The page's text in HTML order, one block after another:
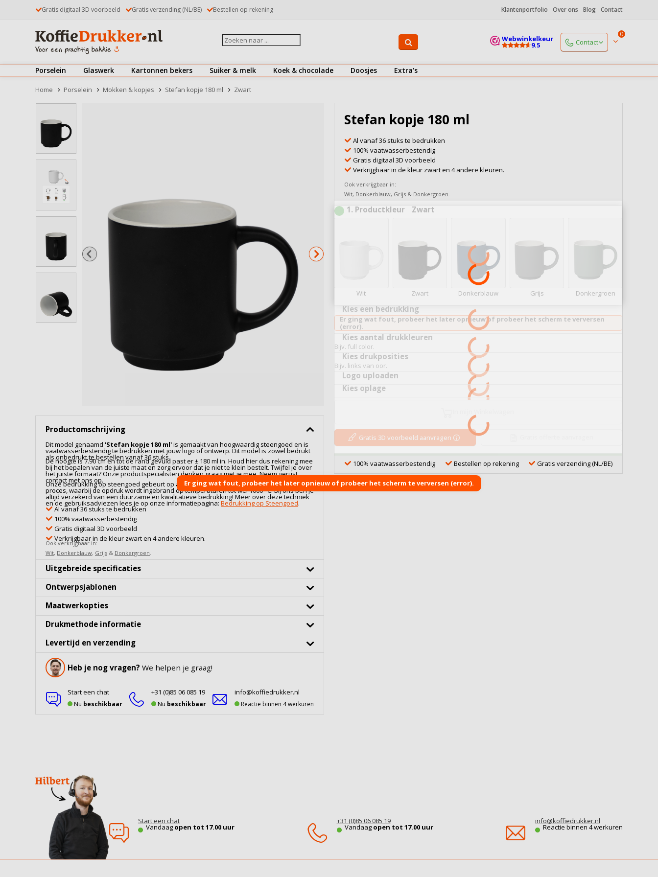
Gratis digitaal 3D voorbeeld Gratis verzending (NL/BE) Bestellen op rekening Klantenportfolio Over ons Blog Contact
Webwinkelkeur
9.5 Contact
Vandaagopen tot 17.00 uur
0
Porselein
Kop & schotels
Mokken & kopjes
Borden
Kommen & schaaltjes
Bekijk alles
Glaswerk
Theeglazen
Bierglazen
Wijnglazen
Borrel- & shotglazen
Waterflessen & karaffen
Snoep- & voorraadpotten
Bekijk alles
Kartonnen bekers
Koffiebekers
Suiker & melk
Suiker
Koek & chocolade Doosjes Extra's
Bestek
Doosjes
Onderzetters
Snoepjes
Home Porselein Mokken & kopjes Stefan kopje 180 ml Zwart
Productomschrijving
Dit model genaamd 'Stefan kopje 180 ml'is gemaakt van hoogwaardig steengoed en is
vaatwasserbestendig te bedrukken met jouw logo of ontwerp. Dit model is zowel bedrukt
als onbedrukt te bestellen vanaf 36 stuks.
De hoogte is 7.90 cm en tot de rand gevuld past er ± 180 ml in. Houd hier dus rekening mee
bij het bepalen van de juiste maat en zorg ervoor dat je niet te klein bestelt. Twijfel je over
het juiste formaat? Onze productspecialisten denken graag met je mee. Neem gerust
contact met ons op.
Onze bedrukking op steengoed gebeurt op ambachtelijke wijze. Dankzij een specialistisch
proces, waarbij de opdruk wordt ingebrand op temperaturen tot wel 1000 °C. Bij ons ben je
altijd verzekerd van een duurzame en kwalitatieve bedrukking! Meer over deze techniek
en de gebruiksadviezen lees je op onze informatiepagina: Bedrukking op Steengoed.
Al vanaf 36 stuks te bedrukken
100% vaatwasserbestendig
Gratis digitaal 3D voorbeeld
Verkrijgbaar in de kleur zwart en 4 andere kleuren.
Ook verkrijgbaar in:
Wit, Donkerblauw, Grijs & Donkergroen
Uitgebreide specificaties
Ontwerpsjablonen
Maatwerkopties
Drukmethode informatie
Levertijd en verzending
Heb je nog vragen? We helpen je graag!
Start een chat
Nu beschikbaar
+31 (0)85 06 085 19
Nu beschikbaar
info@koffiedrukker.nl
Reactie binnen 4 werkuren
Stefan kopje 180 ml
Al vanaf 36 stuks te bedrukken
100% vaatwasserbestendig
Gratis digitaal 3D voorbeeld
Verkrijgbaar in de kleur zwart en 4 andere kleuren.
Ook verkrijgbaar in:
Wit, Donkerblauw, Grijs & Donkergroen.
1 Productkleur Zwart
Wit Zwart Donkerblauw Grijs Donkergroen
Kies een bedrukking
Er ging wat fout, probeer het later opnieuw of probeer het scherm te verversen
(error).
Kies aantal drukkleuren
Bijv. full color.
Kies drukposities
Bijv. links van oor.
Logo uploaden
Kies oplage
Gratis 3D voorbeeld aanvragen
100% vaatwasserbestendig Bestellen op rekening Gratis verzending (NL/BE)
Start een chat
Vandaagopen tot 17.00 uur
+31 (0)85 06 085 19
Vandaagopen tot 17.00 uur
info@koffiedrukker.nl
Reactie binnen 4 werkuren
Er ging wat fout, probeer het later opnieuw of probeer het scherm te verversen (error).